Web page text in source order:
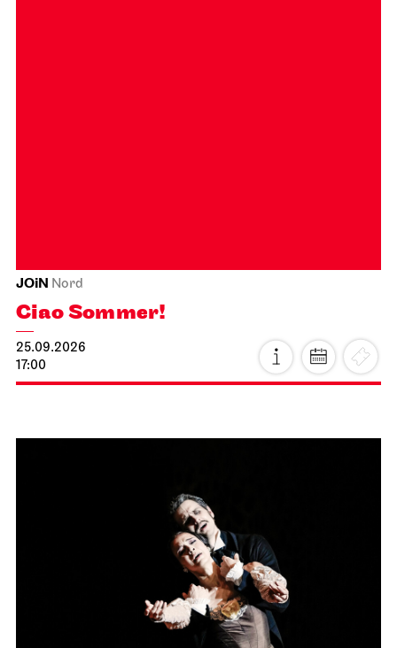
JOiN Nord
Ciao Sommer!
25.09.2026
17:00